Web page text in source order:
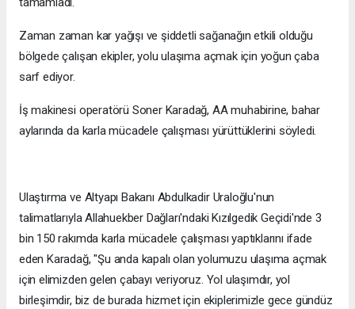
Zaman zaman kar yağışı ve şiddetli sağanağın etkili olduğu
bölgede çalışan ekipler, yolu ulaşıma açmak için yoğun çaba
sarf ediyor.
İş makinesi operatörü Soner Karadağ, AA muhabirine, bahar
aylarında da karla mücadele çalışması yürüttüklerini söyledi.
Ulaştırma ve Altyapı Bakanı Abdulkadir Uraloğlu'nun
talimatlarıyla Allahuekber Dağları'ndaki Kızılgedik Geçidi'nde 3
bin 150 rakımda karla mücadele çalışması yaptıklarını ifade
eden Karadağ, "Şu anda kapalı olan yolumuzu ulaşıma açmak
için elimizden gelen çabayı veriyoruz. Yol ulaşımdır, yol
birleşimdir, biz de burada hizmet için ekiplerimizle gece gündüz